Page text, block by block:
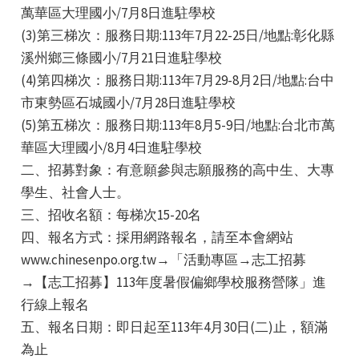
萬華區大理國小/7月8日進駐學校
(3)第三梯次：服務日期:113年7月22-25日/地點:彰化縣
溪州鄉三條國小/7月21日進駐學校
(4)第四梯次：服務日期:113年7月29-8月2日/地點:台中
市東勢區石城國小/7月28日進駐學校
(5)第五梯次：服務日期:113年8月5-9日/地點:台北市萬
華區大理國小/8月4日進駐學校
二、招募對象：有意願參與志願服務的高中生、大專
學生、社會人士。
三、招收名額：每梯次15-20名
四、報名方式：採用網路報名，請至本會網站
www.chinesenpo.org.tw→「活動專區→志工招募
→【志工招募】113年度暑假偏鄉學校服務營隊」進
行線上報名
五、報名日期：即日起至113年4月30日(二)止，額滿
為止